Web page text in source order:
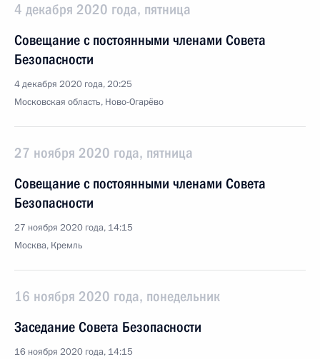
4 декабря 2020 года, пятница
Совещание с постоянными членами Совета
Безопасности
4 декабря 2020 года, 20:25
Московская область, Ново-Огарёво
27 ноября 2020 года, пятница
Совещание с постоянными членами Совета
Безопасности
27 ноября 2020 года, 14:15
Москва, Кремль
16 ноября 2020 года, понедельник
Заседание Совета Безопасности
16 ноября 2020 года, 14:15